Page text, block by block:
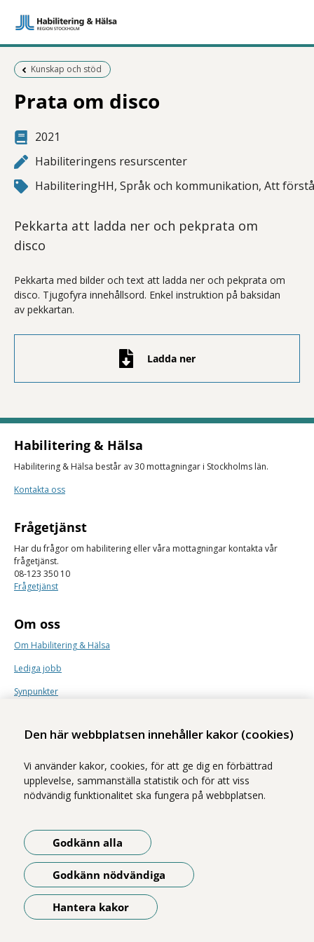
Den här webbplatsen innehåller kakor (cookies)
Vi använder kakor, cookies, för att ge dig en förbättrad
upplevelse, sammanställa statistik och för att viss
nödvändig funktionalitet ska fungera på webbplatsen.
Godkänn alla
Godkänn nödvändiga
Hantera kakor
Föregående sida:
Kunskap och stöd
Prata om disco
2021
Habiliteringens resurscenter
HabiliteringHH, Språk och kommunikation, Att
Pekkarta att ladda ner och pekprata om
disco
Pekkarta med bilder och text att ladda ner och pekprata om
disco. Tjugofyra innehållsord. Enkel instruktion på baksidan
av pekkartan.
Ladda ner
Habilitering & Hälsa
Habilitering & Hälsa består av 30 mottagningar i Stockholms län.
Kontakta oss
Frågetjänst
Har du frågor om habilitering eller våra mottagningar kontakta vår
frågetjänst.
08-123 350 10
Frågetjänst
Om oss
Om Habilitering & Hälsa
Lediga jobb
Synpunkter
Samtliga bilder på webbplatsen är tagna av fotograf Yanan Li om inget
annat namn anges.
Om webbplatsen
Tillgänglighetsredogörelse